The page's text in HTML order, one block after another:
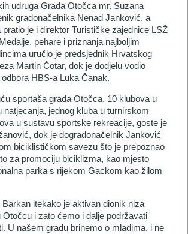
udruga Grada Otočca mr. Suzana
gradonačelnika Nenad Janković, a
pratio je i direktor Turističke zajednice LSŽ
pehare i priznanja najboljim
uručio je predsjednik Hrvatskog
Martin Čotar, dok je dodjelu vodio
HBS-a Luka Čanak.
sportaša grada Otočca, 10 klubova u
natjecanja, jednog kluba u turnirskom
u sustavu sportske rekreacije, goste je
dok je dogradonačelnik Janković
biciklističkom savezu što je prepoznao
za promociju biciklizma, kao mjesto
parka s rijekom Gackom kao žilom
itekako je aktivan dionik niza
Otočcu i zato ćemo i dalje podržavati
U našem gradu brinemo o mladima, i ne